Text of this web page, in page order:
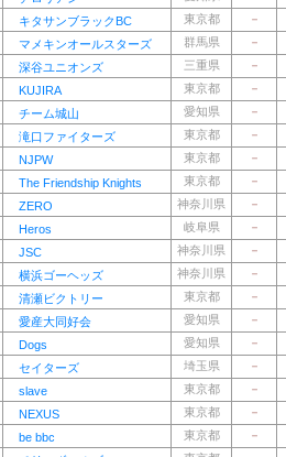
キタサンブラックBC 東京都
－
マメキンオールスターズ 群馬県
－
深谷ユニオンズ 三重県
－
KUJIRA 東京都
－
チーム城山 愛知県
－
滝口ファイターズ 東京都
－
NJPW 東京都
－
The Friendship Knights 東京都
－
ZERO 神奈川県
－
Heros 岐阜県
－
JSC 神奈川県
－
横浜ゴーヘッズ 神奈川県
－
清瀬ビクトリー 東京都
－
愛産大同好会 愛知県
－
Dogs 愛知県
－
セイターズ 埼玉県
－
slave 東京都
－
NEXUS 東京都
－
be bbc 東京都
－